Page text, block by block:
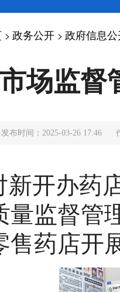
> 政务公开 > 政府信息
场监督
发布时间：2025-03-26 17:46
新开办药
量监督管
售药店开